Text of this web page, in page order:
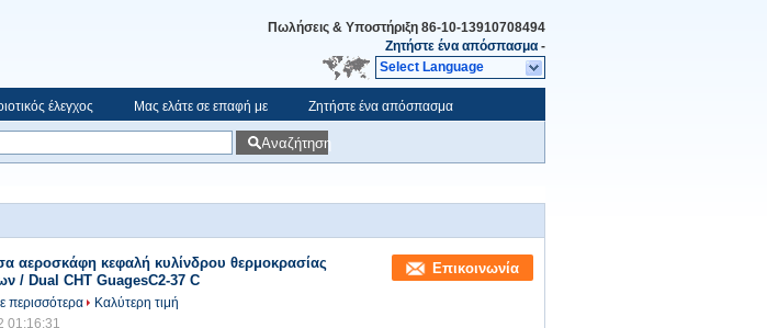
Πωλήσεις & Υποστήριξη 86-10-13910708494
Ζητήστε ένα απόσπασμα -
Select Language
έλεγχος Μας ελάτε σε επαφή με Ζητήστε ένα απόσπασμα
Αναζήτηση
αεροσκάφη κεφαλή κυλίνδρου θερμοκρασίας
/ Dual CHT GuagesC2-37 C
Επικοινωνία
περισσότερα
Καλύτερη τιμή
01:16:31